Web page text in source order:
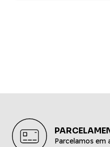
Parcelamos em